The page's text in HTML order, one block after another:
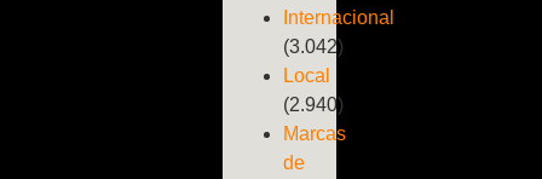
Internacional
(3.042)
Local
(2.940)
Marcas
de